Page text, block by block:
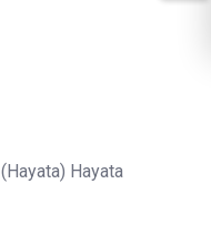
(Hayata) Hayata